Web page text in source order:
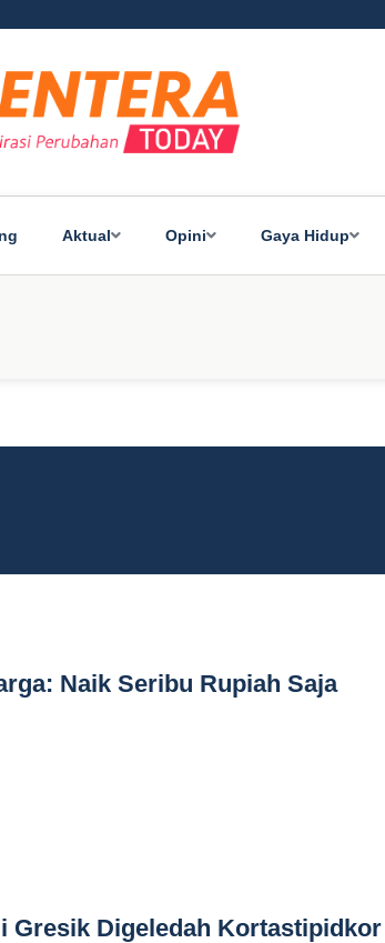
Aktual Opini Gaya Hidup
Naik Seribu Rupiah Saja
Gresik Digeledah Kortastipidkor